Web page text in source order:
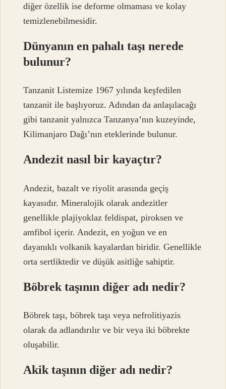
diğer özellik ise deforme olmaması ve kolay
temizlenebilmesidir.
Dünyanın en pahalı taşı nerede
bulunur?
Tanzanit Listemize 1967 yılında keşfedilen
tanzanit ile başlıyoruz. Adından da anlaşılacağı
gibi tanzanit yalnızca Tanzanya’nın kuzeyinde,
Kilimanjaro Dağı’nın eteklerinde bulunur.
Andezit nasıl bir kayaçtır?
Andezit, bazalt ve riyolit arasında geçiş
kayasıdır. Mineralojik olarak andezitler
genellikle plajiyoklaz feldispat, piroksen ve
amfibol içerir. Andezit, en yoğun ve en
dayanıklı volkanik kayalardan biridir. Genellikle
orta sertliktedir ve düşük asitliğe sahiptir.
Böbrek taşının diğer adı nedir?
Böbrek taşı, böbrek taşı veya nefrolitiyazis
olarak da adlandırılır ve bir veya iki böbrekte
oluşabilir.
Akik taşının diğer adı nedir?